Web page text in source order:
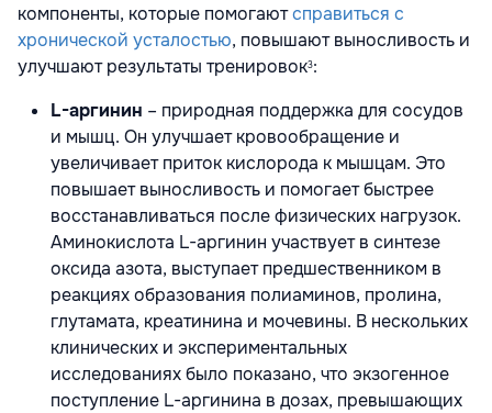
компоненты, которые помогаютсправиться с
хронической усталостью, повышают выносливость и
улучшают результаты тренировок3:
L-аргинин – природная поддержка для сосудов
и мышц. Он улучшает кровообращение и
увеличивает приток кислорода к мышцам. Это
повышает выносливость и помогает быстрее
восстанавливаться после физических нагрузок.
Аминокислота L-аргинин участвует в синтезе
оксида азота, выступает предшественником в
реакциях образования полиаминов, пролина,
глутамата, креатинина и мочевины. В нескольких
клинических и экспериментальных
исследованиях было показано, что экзогенное
поступление L-аргинина в дозах, превышающих